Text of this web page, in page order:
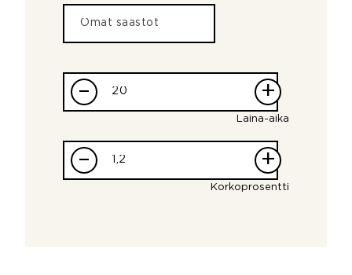
– +
Laina-aika
– +
Korkoprosentti